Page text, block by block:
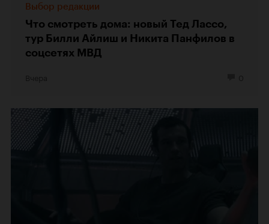
Выбор редакции
Что смотреть дома: новый Тед Лассо,
тур Билли Айлиш и Никита Панфилов в
соцсетях МВД